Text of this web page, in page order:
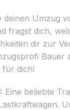
deinen Umzug
fragst dich,
dir zur
Bauer
für dich!
: Eine beliebte